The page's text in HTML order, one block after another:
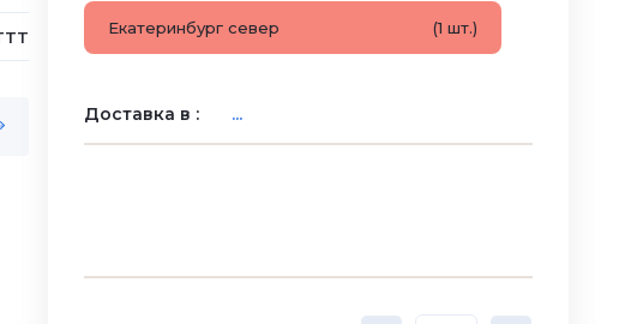
Екатеринбург север (1 шт.)
Доставка в : ...